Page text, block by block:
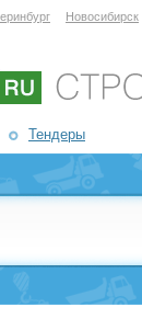
Новосибирск
Тендеры